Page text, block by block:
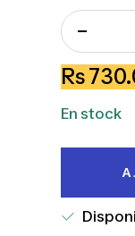
la
Prix
de
vente
Rs
En stock